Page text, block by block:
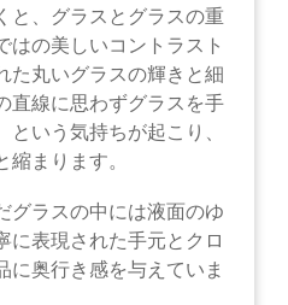
と、グラスとグラスの重
はの美しいコントラスト
た丸いグラスの輝きと細
直線に思わずグラスを手
いう気持ちが起こり、
まります。
グラスの中には液面のゆ
に表現された手元とクロ
に奥行き感を与えていま